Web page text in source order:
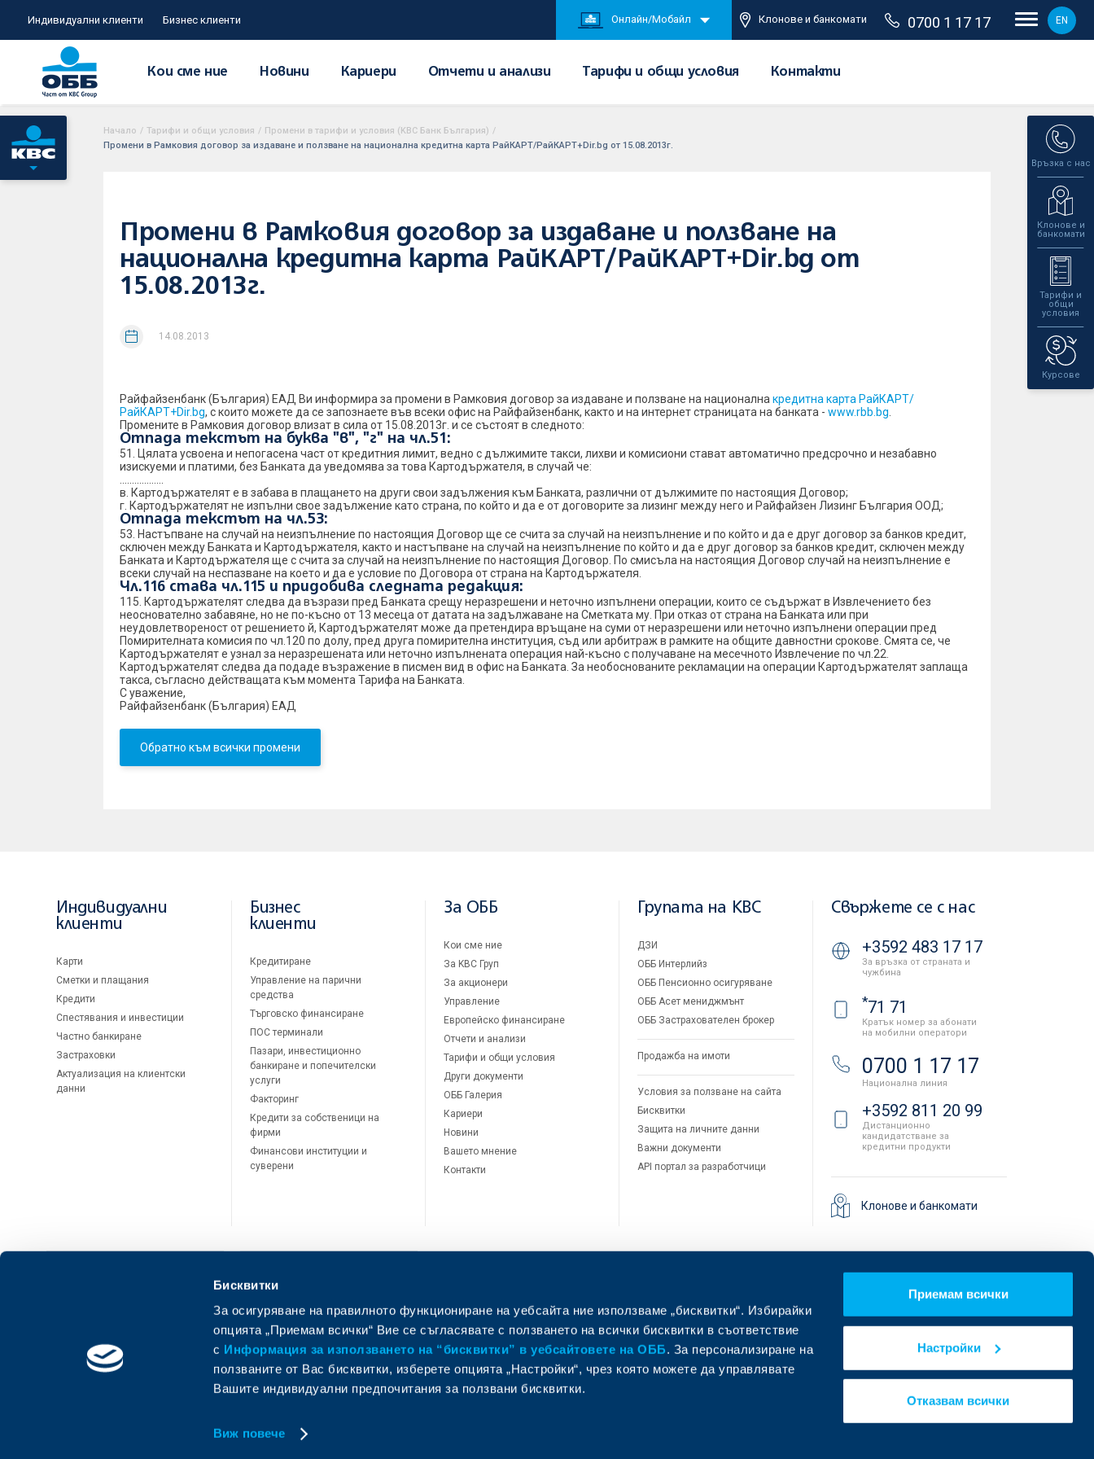
Бисквитки
За осигуряване на правилното функциониране на уебсайта ние използваме „бисквитки“. Избирайки
опцията „Приемам всички“ Вие се съгласявате с ползването на всички бисквитки в съответствие
с Информация за използването на “бисквитки” в уебсайтовете на ОББ. За персонализиране на
ползваните от Вас бисквитки, изберете опцията „Настройки“, чрез която можете да управлявате
Вашите индивидуални предпочитания за ползвани бисквитки.
Виж повече
Приемам всички
Настройки
Отказвам всички
Индивидуални клиенти Бизнес клиенти Онлайн/Мобайл Клонове и банкомати 0700 1 17 17 EN
Кои сме ние Новини Кариери Отчети и анализи Тарифи и общи условия Контакти
Връзка с нас
Клонове и
банкомати
Тарифи и
общи
условия
Курсове
Начало / Тарифи и общи условия / Промени в тарифи и условия (KBC Банк България) /
Промени в Рамковия договор за издаване и ползване на национална кредитна карта РайКАРТ/РайКАРТ+Dir.bg от 15.08.2013г.
Промени в Рамковия договор за издаване и ползване на
национална кредитна карта РайКАРТ/РайКАРТ+Dir.bg от
15.08.2013г.
14.08.2013
Райфайзенбанк (България) ЕАД Ви информира за промени в Рамковия договор за издаване и ползване на национална кредитна карта РайКАРТ/
РайКАРТ+Dir.bg, с които можете да се запознаете във всеки офис на Райфайзенбанк, както и на интернет страницата на банката - www.rbb.bg
Промените в Рамковия договор влизат в сила от 15.08.2013г. и се състоят в следното:
Отпада текстът на буква "в", "г" на чл.51:
51. Цялата усвоена и непогасена част от кредитния лимит, ведно с дължимите такси, лихви и комисиони стават автоматично предсрочно и незабавно
изискуеми и платими, без Банката да уведомява за това Картодържателя, в случай че:
в. Картодържателят е в забава в плащането на други свои задължения към Банката, различни от дължимите по настоящия Договор;
г. Картодържателят не изпълни свое задължение като страна, по който и да е от договорите за лизинг между него и Райфайзен Лизинг България ООД;
Отпада текстът на чл.53:
53. Настъпване на случай на неизпълнение по настоящия Договор ще се счита за случай на неизпълнение и по който и да е друг договор за банков кредит,
сключен между Банката и Картодържателя, както и настъпване на случай на неизпълнение по който и да е друг договор за банков кредит, сключен между
Банката и Картодържателя ще с счита за случай на неизпълнение по настоящия Договор. По смисъла на настоящия Договор случай на неизпълнение е
всеки случай на неспазване на което и да е условие по Договора от страна на Картодържателя.
Чл.116 става чл.115 и придобива следната редакция:
115. Картодържателят следва да възрази пред Банката срещу неразрешени и неточно изпълнени операции, които се съдържат в Извлечението без
неоснователно забавяне, но не по-късно от 13 месеца от датата на задължаване на Сметката му. При отказ от страна на Банката или при
неудовлетвореност от решението й, Картодържателят може да претендира връщане на суми от неразрешени или неточно изпълнени операции пред
Помирителната комисия по чл.120 по долу, пред друга помирителна институция, съд или арбитраж в рамките на общите давностни срокове. Смята се, че
Картодържателят е узнал за неразрешената или неточно изпълнената операция най-късно с получаване на месечното Извлечение по чл.22.
Картодържателят следва да подаде възражение в писмен вид в офис на Банката. За необоснованите рекламации на операции Картодържателят заплаща
такса, съгласно действащата към момента Тарифа на Банката.
С уважение,
Райфайзенбанк (България) ЕАД
Обратно към всички промени
Индивидуални
клиенти
Карти
Сметки и плащания
Кредити
Спестявания и инвестиции
Частно банкиране
Застраховки
Актуализация на клиентски
данни
Бизнес
клиенти
Кредитиране
Управление на парични
средства
Търговско финансиране
ПОС терминали
Пазари, инвестиционно
банкиране и попечителски
услуги
Факторинг
Кредити за собственици на
фирми
Финансови институции и
суверени
За ОББ
Кои сме ние
За KBC Груп
За акционери
Управление
Европейско финансиране
Отчети и анализи
Тарифи и общи условия
Други документи
ОББ Галерия
Кариери
Новини
Вашето мнение
Контакти
Групата на KBC
ДЗИ
ОББ Интерлийз
ОББ Пенсионно осигуряване
ОББ Асет мениджмънт
ОББ Застрахователен брокер
Продажба на имоти
Условия за ползване на сайта
Бисквитки
Защита на личните данни
Важни документи
API портал за разработчици
Свържете се с нас
+3592 483 17 17
За връзка от страната и
чужбина
*71 71
Кратък номер за абонати
на мобилни оператори
0700 1 17 17
Национална линия
+3592 811 20 99
Дистанционно
кандидатстване за
кредитни продукти
Клонове и банкомати
ОББ Мобайл
Намерете ни в социалните мрежи:
Member of KBC group